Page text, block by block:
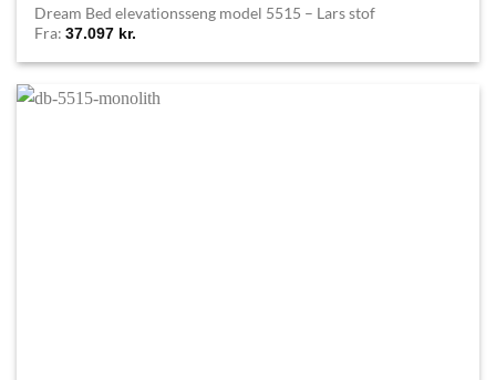
Dream Bed elevationsseng model 5515 – Lars stof
Fra:37.097 kr.